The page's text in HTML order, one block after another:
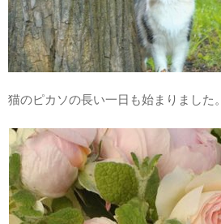
猫のピカソの長い一日も始まりました。